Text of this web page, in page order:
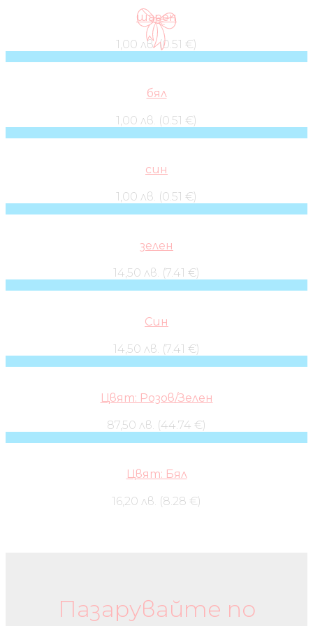
шарен
1,00 лв. (0.51 €)
бял
1,00 лв. (0.51 €)
син
1,00 лв. (0.51 €)
зелен
14,50 лв. (7.41 €)
Син
14,50 лв. (7.41 €)
Цвят: Розов/Зелен
87,50 лв. (44.74 €)
Цвят: Бял
16,20 лв. (8.28 €)
Пазарувайте по